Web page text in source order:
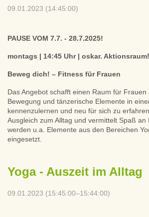
09.01.2023 (14:45:00)
PAUSE VOM 7.7. - 28.7.2025!
montags | 14:45 Uhr | oskar.
Beweg dich! – Fitness für Frauen
Das Angebot schafft einen Raum für Frauen
Bewegung und tänzerische Elemente in
kennenzulernen und neu für sich zu
Ausgleich zum Alltag und vermittelt Spaß an
werden u.a. Elemente aus den Bereichen
eingesetzt.
Yoga - Auszeit im Alltag
09.01.2023 (15:45:00–15:44:00)